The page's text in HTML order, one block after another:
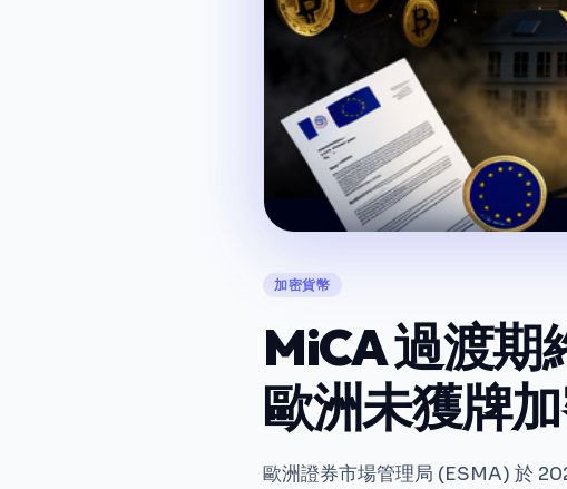
加密貨幣
MiCA 過渡期
歐洲未獲牌
歐洲證券市場管理局 (ESMA) 於